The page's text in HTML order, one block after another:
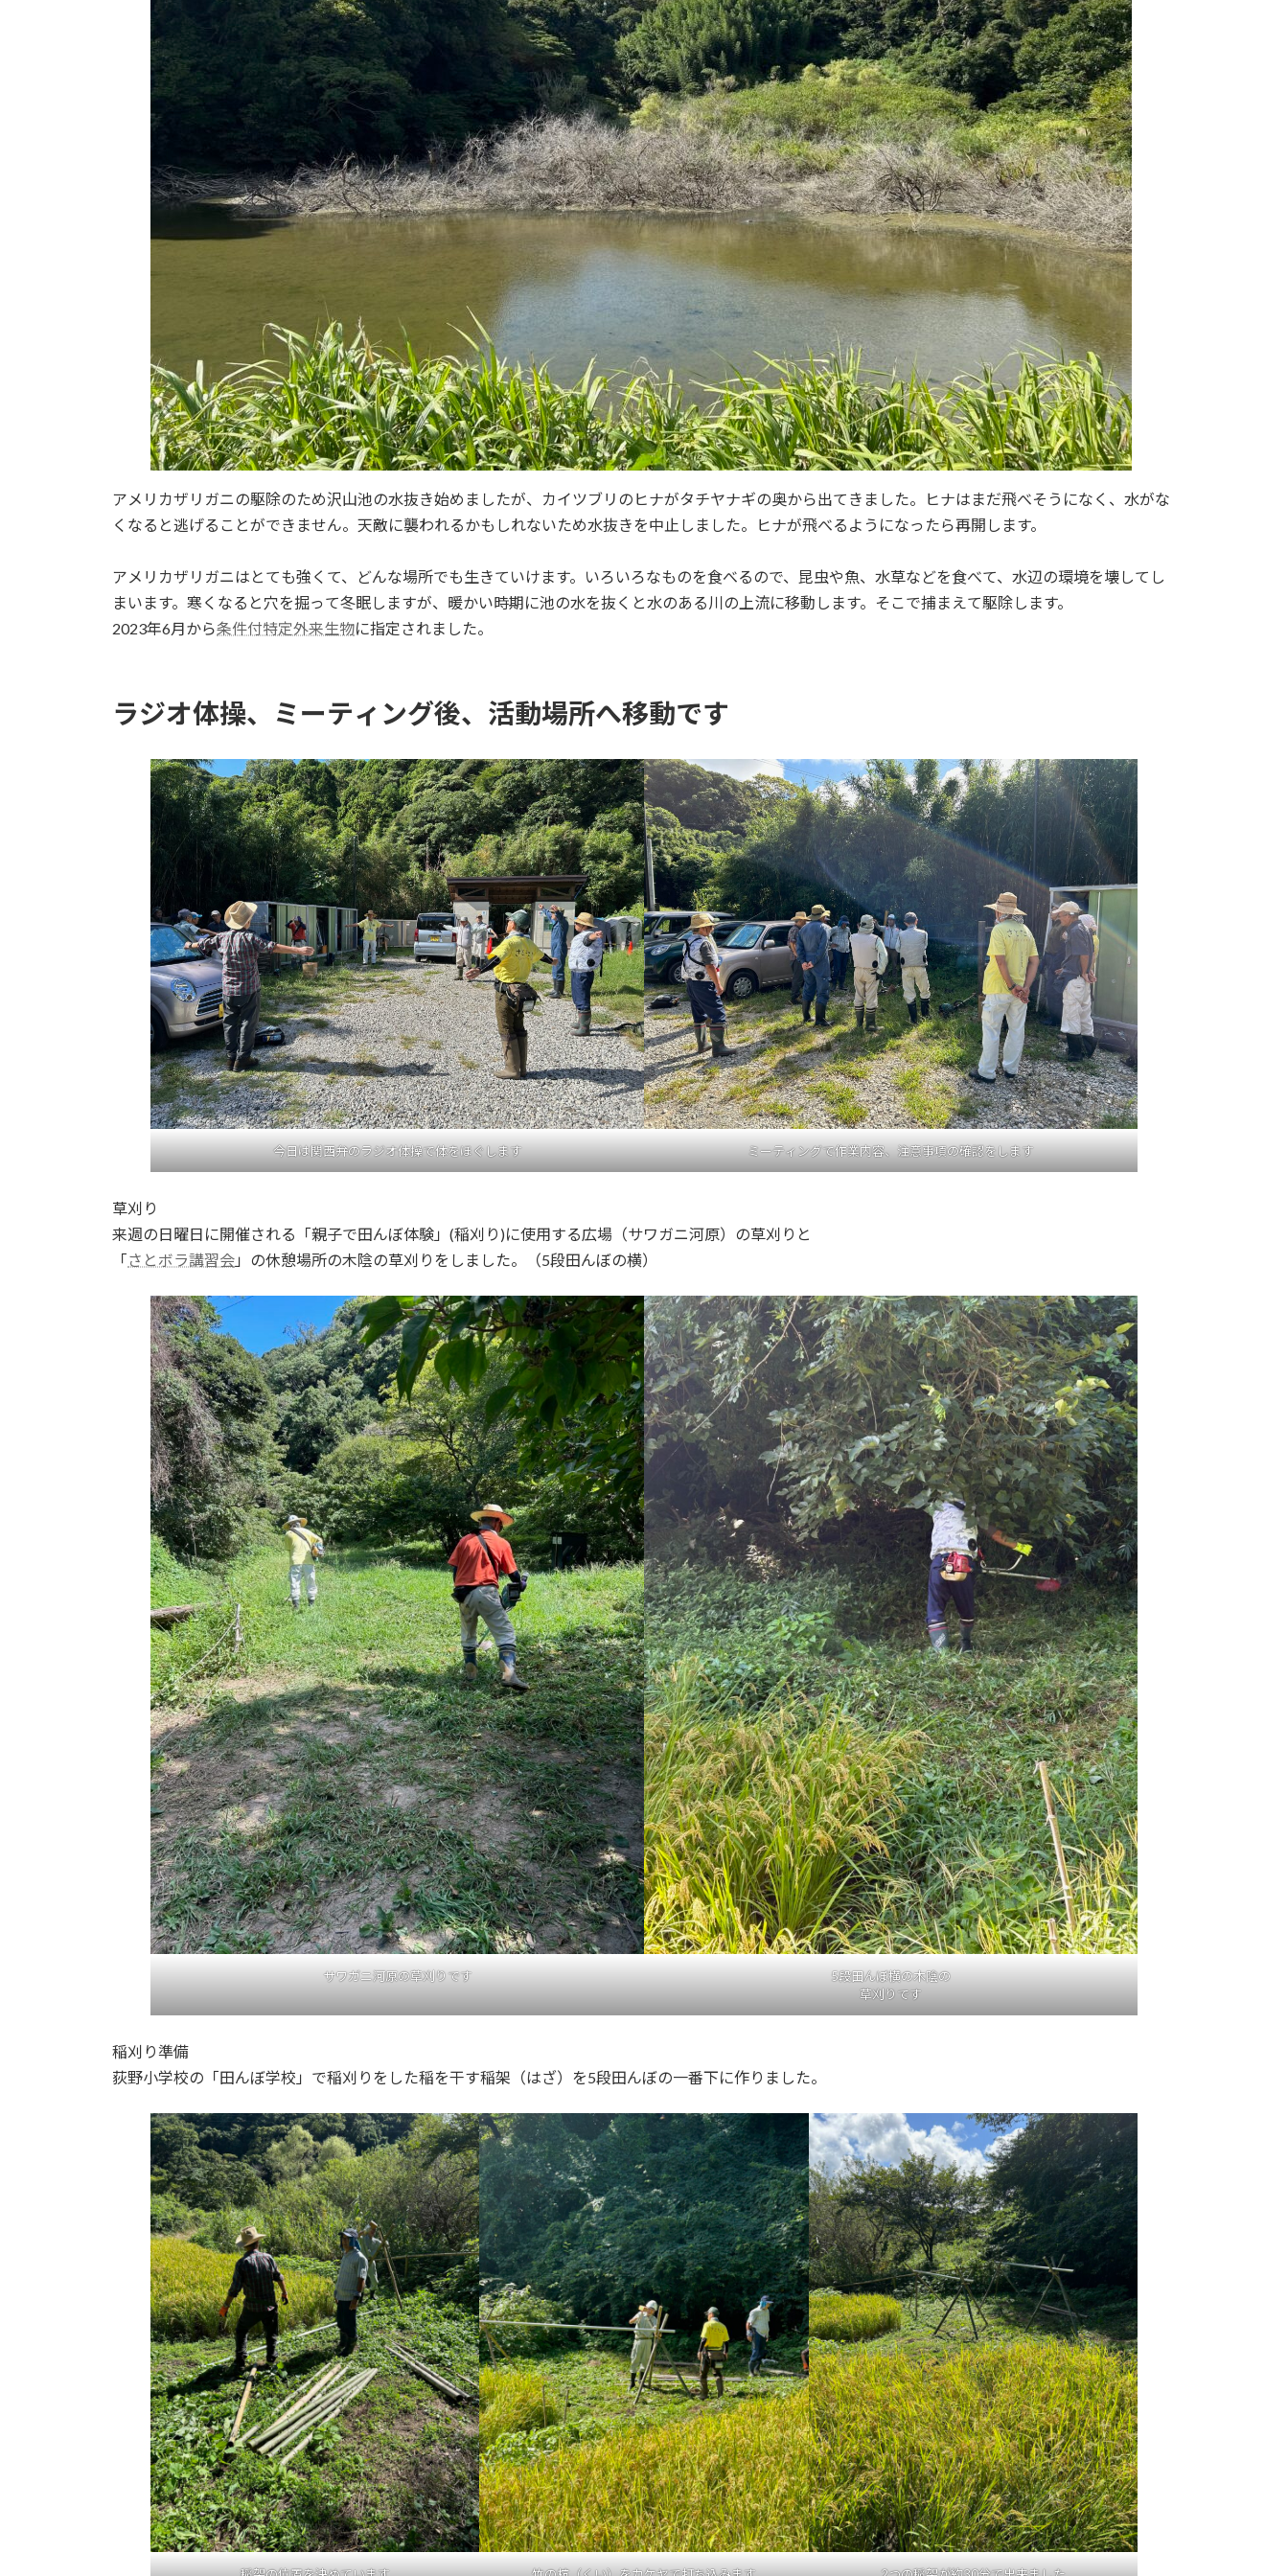
アメリカザリガニの駆除のため沢山池の水抜き始めましたが、カイツブリのヒナがタチヤナギの奥から出てきました。ヒナはまだ飛べそうになく、水がな
くなると逃げることができません。天敵に襲われるかもしれないため水抜きを中止しました。ヒナが飛べるようになったら再開します。
アメリカザリガニはとても強くて、どんな場所でも生きていけます。いろいろなものを食べるので、昆虫や魚、水草などを食べて、水辺の環境を壊してし
まいます。寒くなると穴を掘って冬眠しますが、暖かい時期に池の水を抜くと水のある川の上流に移動します。そこで捕まえて駆除します。
2023年6月から条件付特定外来生物に指定されました。
ラジオ体操、ミーティング後、活動場所へ移動です
今日は関西弁のラジオ体操で体をほぐします ミーティングで作業内容、注意事項の確認をします
草刈り
来週の日曜日に開催される「親子で田んぼ体験」(稲刈り)に使用する広場（サワガニ河原）の草刈りと
「さとボラ講習会 」の休憩場所の木陰の草刈りをしました。（5段田んぼの横）
サワガニ河原の草刈りです
5段田んぼ横の木陰の
草刈りです
稲刈り準備
荻野小学校の「田んぼ学校」で稲刈りをした稲を干す稲架 （はざ） を5段田んぼの一番下に作りました。